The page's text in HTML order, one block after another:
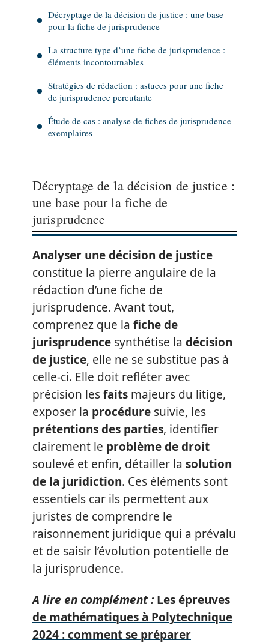
Décryptage de la décision de justice : une base
pour la fiche de jurisprudence
La structure type d’une fiche de jurisprudence :
éléments incontournables
Stratégies de rédaction : astuces pour une fiche
de jurisprudence percutante
Étude de cas : analyse de fiches de jurisprudence
exemplaires
Décryptage de la décision de justice :
une base pour la fiche de
jurisprudence
Analyser une décision de justice
constitue la pierre angulaire de la
rédaction d’une fiche de
jurisprudence. Avant tout,
comprenez que la fiche de
jurisprudence synthétise la décision
de justice, elle ne se substitue pas à
celle-ci. Elle doit refléter avec
précision lesfaits majeurs du litige,
exposer la procédure suivie, les
prétentions des parties, identifier
clairement le problème de droit
soulevé et enfin, détailler la solution
de la juridiction. Ces éléments sont
essentiels car ils permettent aux
juristes de comprendre le
raisonnement juridique qui a prévalu
et de saisir l’évolution potentielle de
la jurisprudence.
A lire en complément : Les épreuves
de mathématiques à Polytechnique
2024 : comment se préparer